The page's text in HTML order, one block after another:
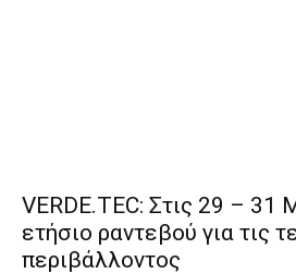
VERDE.TEC: Στις 29 – 31
ετήσιο ραντεβού για τις
περιβάλλοντος